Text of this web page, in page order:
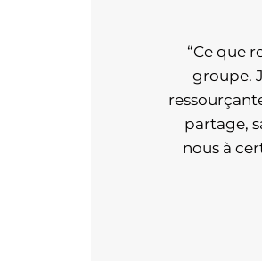
“Ce que
groupe.
partage,
nous à